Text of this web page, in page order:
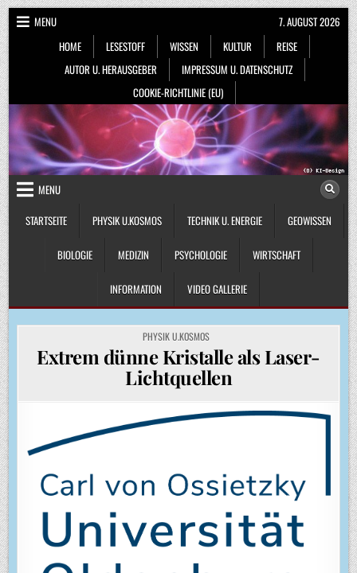
Skip
to
content
MENU
HOME
LESESTOFF WISSEN KULTUR
REISE
AUTOR U. HERAUSGEBER
IMPRESSUM U. DATENSCHUTZ
COOKIE-RICHTLINIE (EU)
7. AUGUST 2026
MENU
STARTSEITE
PHYSIK U.KOSMOS TECHNIK U. ENERGIE GEOWISSEN
BIOLOGIE MEDIZIN PSYCHOLOGIE WIRTSCHAFT
INFORMATION VIDEO GALLERIE
POSTED
IN
PHYSIK U.KOSMOS
Extrem dünne Kristalle als Laser-
Lichtquellen